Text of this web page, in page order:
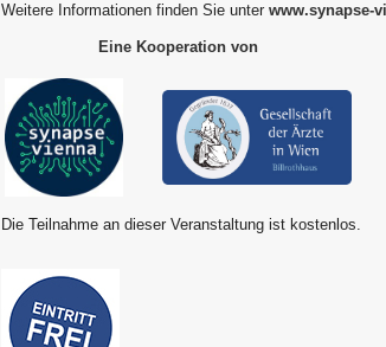
Weitere Informationen finden Sie unter www.synapse-
Eine Kooperation von
Die Teilnahme an dieser Veranstaltung ist kostenlos.